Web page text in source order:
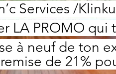
Services /
LA PROMO qui
à neuf de ton
de 21%